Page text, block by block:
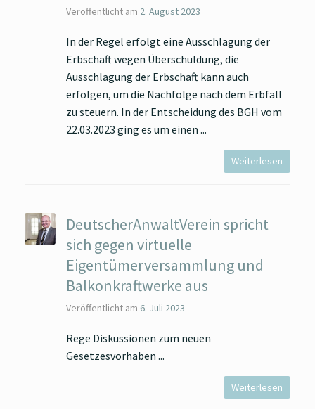
Veröffentlicht am 2. August 2023
In der Regel erfolgt eine Ausschlagung der
Erbschaft wegen Überschuldung, die
Ausschlagung der Erbschaft kann auch
erfolgen, um die Nachfolge nach dem Erbfall
zu steuern. In der Entscheidung des BGH vom
22.03.2023 ging es um einen
Weiterlesen
DeutscherAnwaltVerein spricht
sich gegen virtuelle
Eigentümerversammlung und
Balkonkraftwerke aus
Veröffentlicht am 6. Juli 2023
Rege Diskussionen zum neuen
Gesetzesvorhaben
Weiterlesen